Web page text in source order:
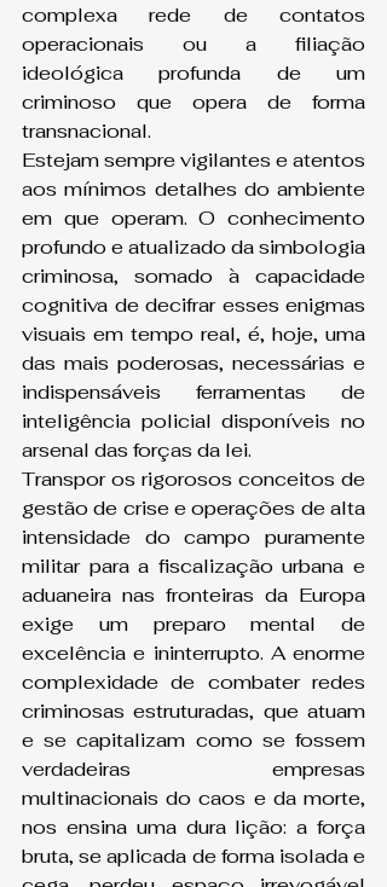
complexa rede de contatos
operacionais ou a filiação
ideológica profunda de um
criminoso que opera de forma
transnacional.
Estejam sempre vigilantes e atentos
aos mínimos detalhes do ambiente
em que operam. O conhecimento
profundo e atualizado da simbologia
criminosa, somado à capacidade
cognitiva de decifrar esses enigmas
visuais em tempo real, é, hoje, uma
das mais poderosas, necessárias e
indispensáveis ferramentas de
inteligência policial disponíveis no
arsenal das forças da lei.
Transpor os rigorosos conceitos de
gestão de crise e operações de alta
intensidade do campo puramente
militar para a fiscalização urbana e
aduaneira nas fronteiras da Europa
exige um preparo mental de
excelência e ininterrupto. A enorme
complexidade de combater redes
criminosas estruturadas, que atuam
e se capitalizam como se fossem
verdadeiras empresas
multinacionais do caos e da morte,
nos ensina uma dura lição: a força
bruta, se aplicada de forma isolada e